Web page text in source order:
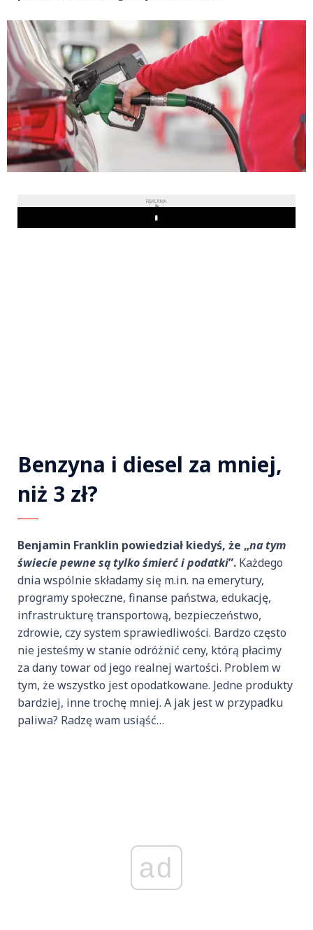
REKLAMA
Play
Benzyna i diesel za mniej,
niż 3 zł?
Benjamin Franklin powiedział kiedyś, że „na tym
świecie pewne są tylko śmierć i podatki”. Każdego
dnia wspólnie składamy się m.in. na emerytury,
programy społeczne, finanse państwa, edukację,
infrastrukturę transportową, bezpieczeństwo,
zdrowie, czy system sprawiedliwości. Bardzo często
nie jesteśmy w stanie odróżnić ceny, którą płacimy
za dany towar od jego realnej wartości. Problem w
tym, że wszystko jest opodatkowane. Jedne produkty
bardziej, inne trochę mniej. A jak jest w przypadku
paliwa? Radzę wam usiąść…
ad